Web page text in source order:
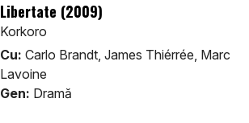
Libertate (2009)
Korkoro
Cu: Carlo Brandt, James Thiérrée, Marc
Lavoine
Gen: Dramă